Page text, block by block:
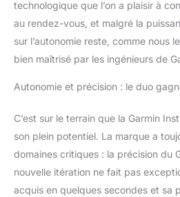
technologique que l’on a plaisir à
au rendez-vous, et malgré la
sur l’autonomie reste, comme nous
bien maîtrisé par les ingénieurs de
Autonomie et précision : le duo
C’est sur le terrain que la Garmin
son plein potentiel. La marque a
domaines critiques : la précision du
nouvelle itération ne fait pas
acquis en quelques secondes et sa